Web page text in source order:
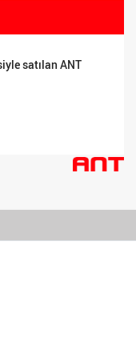
satılan ANT